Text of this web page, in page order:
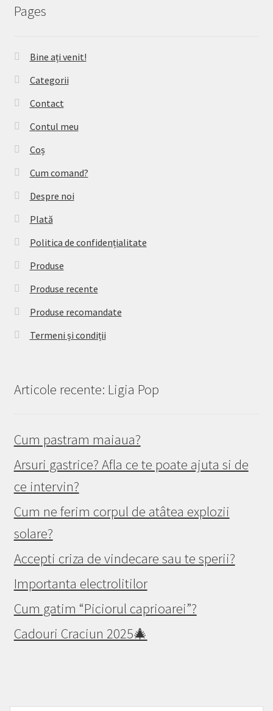
Pages
Bine ați venit!
Categorii
Contact
Contul meu
Coș
Cum comand?
Despre noi
Plată
Politica de confidențialitate
Produse
Produse recente
Produse recomandate
Termeni și condiții
Articole recente: Ligia Pop
Cum pastram maiaua?
Arsuri gastrice? Afla ce te poate ajuta si de
ce intervin?
Cum ne ferim corpul de atâtea explozii
solare?
Accepti criza de vindecare sau te sperii?
Importanta electrolitilor
Cum gatim “Piciorul caprioarei”?
Cadouri Craciun 2025🎄